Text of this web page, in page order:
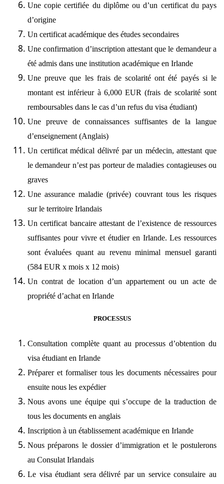
Une copie certifiée du diplôme ou d’un certificat du pays
d’origine
Un certificat académique des études secondaires
Une confirmation d’inscription attestant que le demandeur a
été admis dans une institution académique en Irlande
Une preuve que les frais de scolarité ont été payés si le
montant est inférieur à 6,000 EUR (frais de scolarité sont
remboursables dans le cas d’un refus du visa étudiant)
Une preuve de connaissances suffisantes de la langue
d’enseignement (Anglais)
Un certificat médical délivré par un médecin, attestant que
le demandeur n’est pas porteur de maladies contagieuses ou
graves
Une assurance maladie (privée) couvrant tous les risques
sur le territoire Irlandais
Un certificat bancaire attestant de l’existence de ressources
suffisantes pour vivre et étudier en Irlande. Les ressources
sont évaluées quant au revenu minimal mensuel garanti
(584 EUR x mois x 12 mois)
Un contrat de location d’un appartement ou un acte de
propriété d’achat en Irlande
PROCESSUS
Consultation complète quant au processus d’obtention du
visa étudiant en Irlande
Préparer et formaliser tous les documents nécessaires pour
ensuite nous les expédier
Nous avons une équipe qui s’occupe de la traduction de
tous les documents en anglais
Inscription à un établissement académique en Irlande
Nous préparons le dossier d’immigration et le postulerons
au Consulat Irlandais
Le visa étudiant sera délivré par un service consulaire au